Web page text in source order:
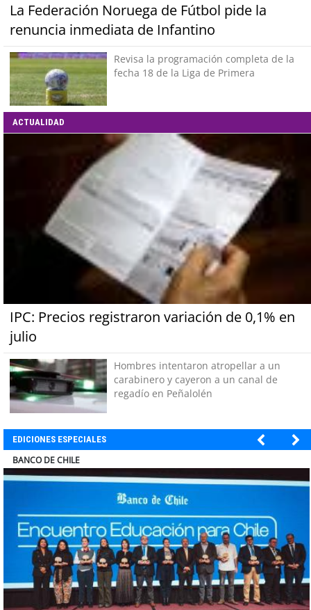
La Federación Noruega de Fútbol pide la
renuncia inmediata de Infantino
Revisa la programación completa de la
fecha 18 de la Liga de Primera
ACTUALIDAD
IPC: Precios registraron variación de 0,1% en
julio
Hombres intentaron atropellar a un
carabinero y cayeron a un canal de
regadío en Peñalolén
EDICIONES ESPECIALES
COLEGIO RÍO LOA